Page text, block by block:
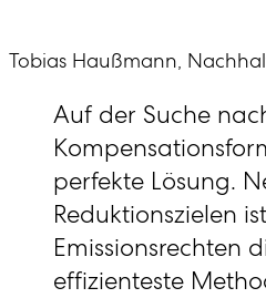
Tobias Haußmann,
Auf der Suche
perfekte Lösung.
Reduktionszielen
Emissionsrechten
effizienteste